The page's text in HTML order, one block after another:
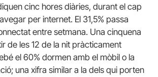
cinc hores diàries, durant el cap
per internet. El 31,5% passa
entre setmana. Una cinquena
de les 12 de la nit pràcticament
el 60% dormen amb el mòbil o la
una xifra similar a la dels qui porten